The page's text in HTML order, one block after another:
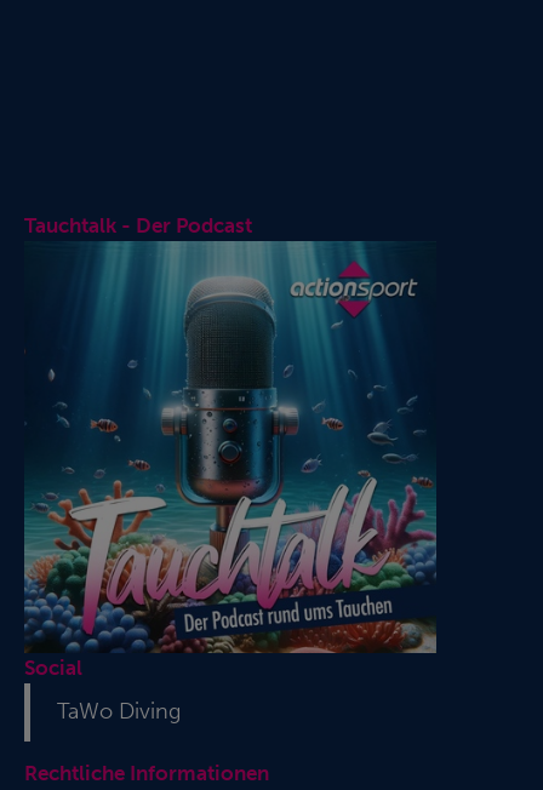
Tauchtalk - Der Podcast
Social
TaWo Diving
Rechtliche Informationen